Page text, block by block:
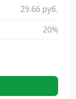
›
29.66 руб.
20%